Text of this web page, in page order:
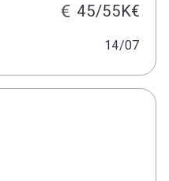
45/55K€
14/07